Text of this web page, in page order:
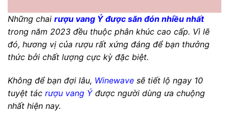
Những chai rượu vang Ý được săn đón nhiều nhất
trong năm 2023 đều thuộc phân khúc cao cấp. Vì lẽ
đó, hương vị của rượu rất xứng đáng để bạn thưởng
thức bởi chất lượng cực kỳ đặc biệt.
Không để bạn đợi lâu, Winewave sẽ tiết lộ ngay 10
tuyệt tác rượu vang Ýđược người dùng ưa chuộng
nhất hiện nay.